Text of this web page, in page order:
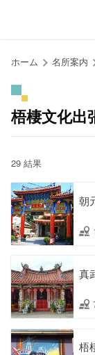
ホーム 名所案内
梧棲文化出
29 結果
朝
真
梧